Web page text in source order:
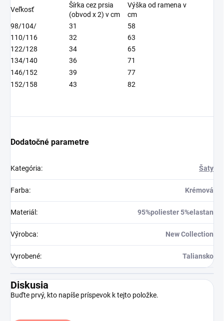
Veľkosť
Šírka cez prsia
(obvod x 2) v cm
Výška od ramena v
cm
98/104/
31
58
110/116
32
63
122/128
34
65
134/140
36
71
146/152
39
77
152/158
43 82
Dodatočné parametre
Kategória: Šaty
Farba: Krémová
Materiál : 95%poliester 5%elastan
Výrobca: New Collection
Vyrobené: Taliansko
Diskusia
Buďte prvý, kto napíše príspevok k tejto položke.